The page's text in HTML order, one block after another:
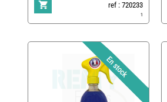
ref : 720233
1